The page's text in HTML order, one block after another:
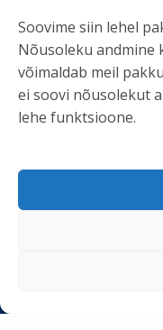
Soovime siin lehel
Nõusoleku andmine
võimaldab meil
ei soovi nõusolekut
lehe funktsioone.
SOTSIAALMEEDIA
Ole kursis meie